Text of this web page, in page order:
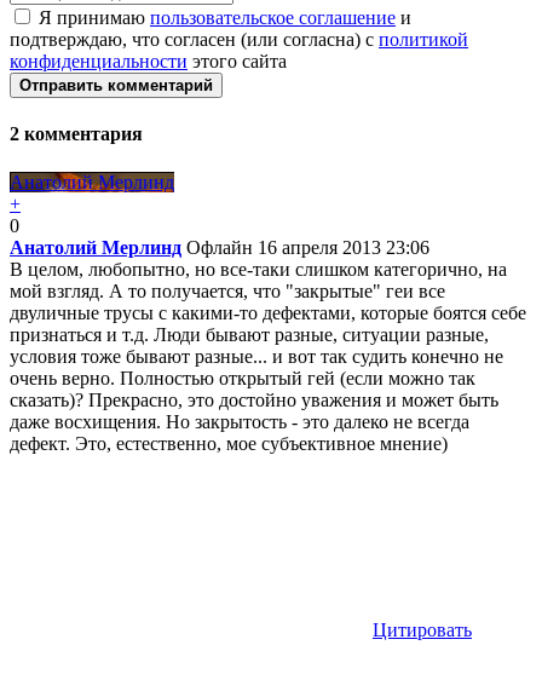
Я принимаю пользовательское соглашение и
подтверждаю, что согласен (или согласна) с политикой
конфиденциальности этого сайта
Отправить комментарий
2 комментария
Анатолий Мерлинд
+
0
Анатолий Мерлинд Офлайн 16 апреля 2013 23:06
В целом, любопытно, но все-таки слишком категорично, на
мой взгляд. А то получается, что "закрытые" геи все
двуличные трусы с какими-то дефектами, которые боятся себе
признаться и т.д. Люди бывают разные, ситуации разные,
условия тоже бывают разные... и вот так судить конечно не
очень верно. Полностью открытый гей (если можно так
сказать)? Прекрасно, это достойно уважения и может быть
даже восхищения. Но закрытость - это далеко не всегда
дефект. Это, естественно, мое субъективное мнение)
Цитировать